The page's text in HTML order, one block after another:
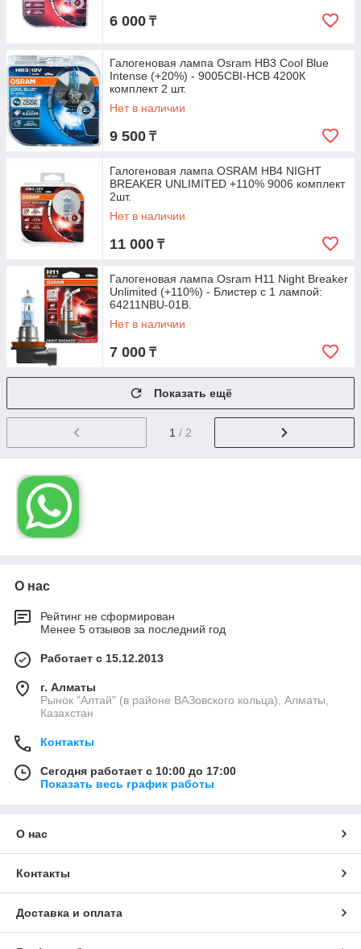
6 000 ₸
Галогеновая лампа Osram HB3 Cool Blue
Intense (+20%) - 9005CBI-HCB 4200К
комплект 2 шт.
Нет в наличии
9 500 ₸
Галогеновая лампа OSRAM HB4 NIGHT
BREAKER UNLIMITED +110% 9006 комплект
2шт.
Нет в наличии
11 000 ₸
Галогеновая лампа Osram H11 Night Breaker
Unlimited (+110%) - Блистер с 1 лампой:
64211NBU-01B.
Нет в наличии
7 000 ₸
Показать ещё
1 / 2
О нас
Рейтинг не сформирован
Менее 5 отзывов за последний год
Работает с 15.12.2013
г. Алматы
Рынок "Алтай" (в районе ВАЗовского кольца), Алматы,
Казахстан
Контакты
Сегодня работает с 10:00 до 17:00
Показать весь график работы
О нас
Контакты
Доставка и оплата